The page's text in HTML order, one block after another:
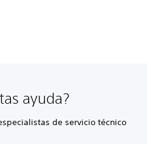
ayuda?
de servicio técnico